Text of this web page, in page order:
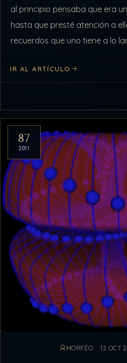
al principio pensaba que era
hasta que presté atención a
recuerdos que uno tiene a lo
IR AL ARTÍCULO
87
2011
MORFÉO 12 OCT